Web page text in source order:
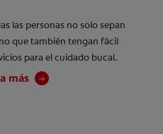
las personas no solo sepan
que también tengan fácil
para el cuidado bucal.
más